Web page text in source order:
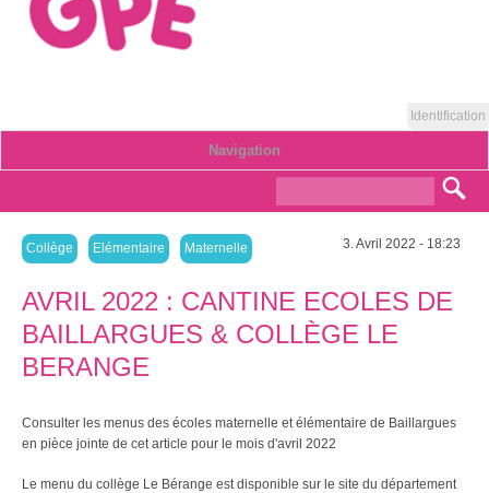
Identification
Navigation
Collège Elémentaire Maternelle 3. Avril 2022 - 18:23
AVRIL 2022 : CANTINE ECOLES DE
BAILLARGUES & COLLÈGE LE
BERANGE
Consulter les menus des écoles maternelle et élémentaire de Baillargues
en pièce jointe de cet article pour le mois d'avril 2022
Le menu du collège Le Bérange est disponible sur le site du département